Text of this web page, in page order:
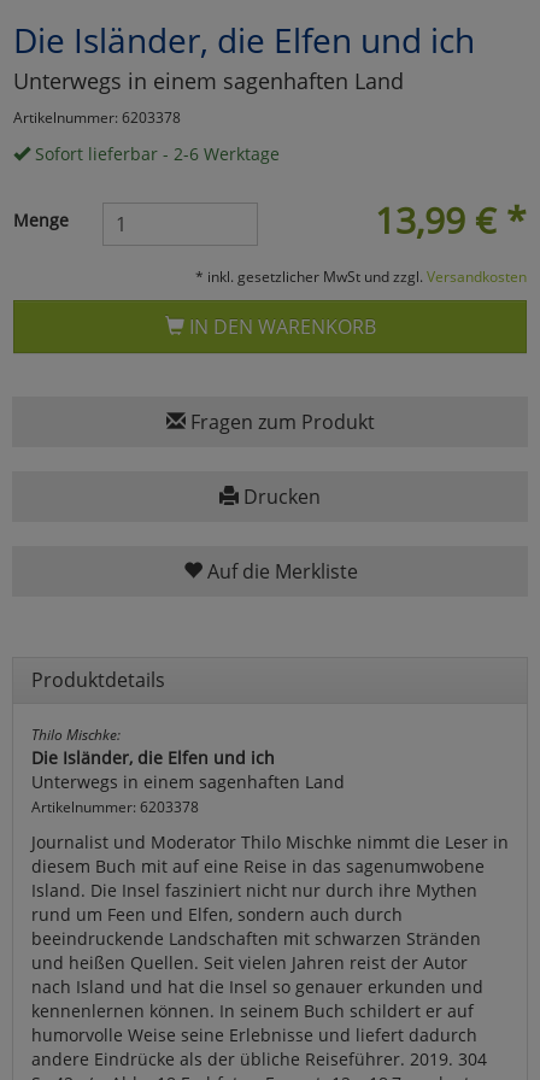
Die Isländer, die Elfen und ich
Unterwegs in einem sagenhaften Land
Artikelnummer: 6203378
Sofort lieferbar - 2-6 Werktage
13,99 € *
Menge
* inkl. gesetzlicher MwSt und zzgl. Versandkosten
IN DEN WARENKORB
Fragen zum Produkt
Drucken
Auf die Merkliste
Produktdetails
Thilo Mischke:
Die Isländer, die Elfen und ich
Unterwegs in einem sagenhaften Land
Artikelnummer: 6203378
Journalist und Moderator Thilo Mischke nimmt die Leser in
diesem Buch mit auf eine Reise in das sagenumwobene
Island. Die Insel fasziniert nicht nur durch ihre Mythen
rund um Feen und Elfen, sondern auch durch
beeindruckende Landschaften mit schwarzen Stränden
und heißen Quellen. Seit vielen Jahren reist der Autor
nach Island und hat die Insel so genauer erkunden und
kennenlernen können. In seinem Buch schildert er auf
humorvolle Weise seine Erlebnisse und liefert dadurch
andere Eindrücke als der übliche Reiseführer. 2019. 304
Marketing
Umfragetools
Cookies
Alle Akzeptieren
Cookies
zurückzu Haupptseite